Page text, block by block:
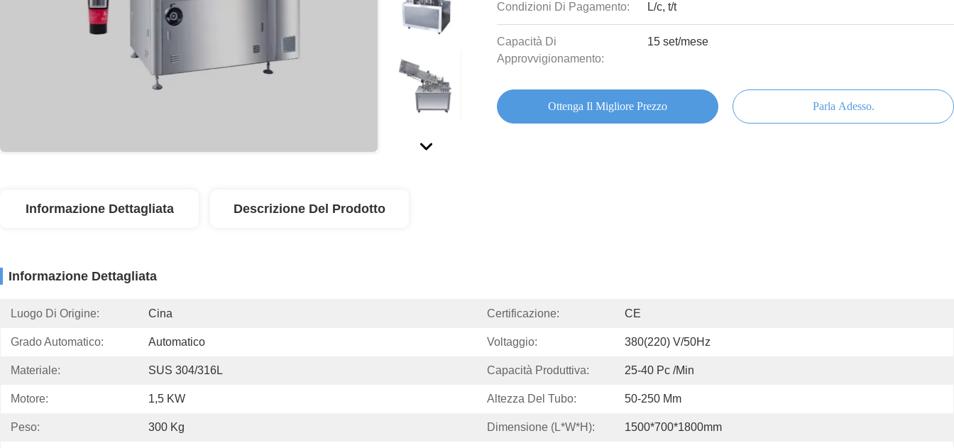
Condizioni Di Pagamento: L/c, t/t
Capacità Di
Approvvigionamento:
15 set/mese
Ottenga Il Migliore Prezzo Parla Adesso.
Informazione Dettagliata Descrizione Del Prodotto
Informazione Dettagliata
Luogo Di Origine: Cina Certificazione: CE
Grado Automatico: Automatico Voltaggio: 380(220) V/50Hz
Materiale: SUS 304/316L Capacità Produttiva: 25-40 Pc /min
Motore: 1,5 KW Altezza Del Tubo: 50-250 Mm
Peso: 300 Kg Dimensione (l*w*h): 1500*700*1800mm